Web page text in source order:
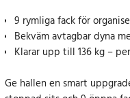
9 rymliga fack för
Bekväm avtagbar dyna
Klarar upp till 136 kg –
Ge hallen en smart